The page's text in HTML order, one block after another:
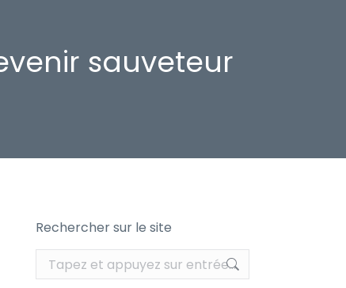
sauveteur
Rechercher sur le site
Recherche
: